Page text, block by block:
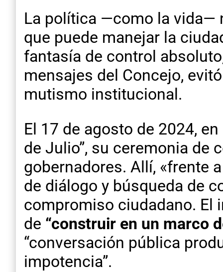
La política —como la vida—
que puede manejar la
fantasía de control
mensajes del Concejo,
mutismo institucional.
El 17 de agosto de 2024,
de Julio”, su ceremonia de
gobernadores. Allí, «frente
de diálogo y búsqueda de
compromiso ciudadano. El
de “construir en un marco
“conversación pública
impotencia”.